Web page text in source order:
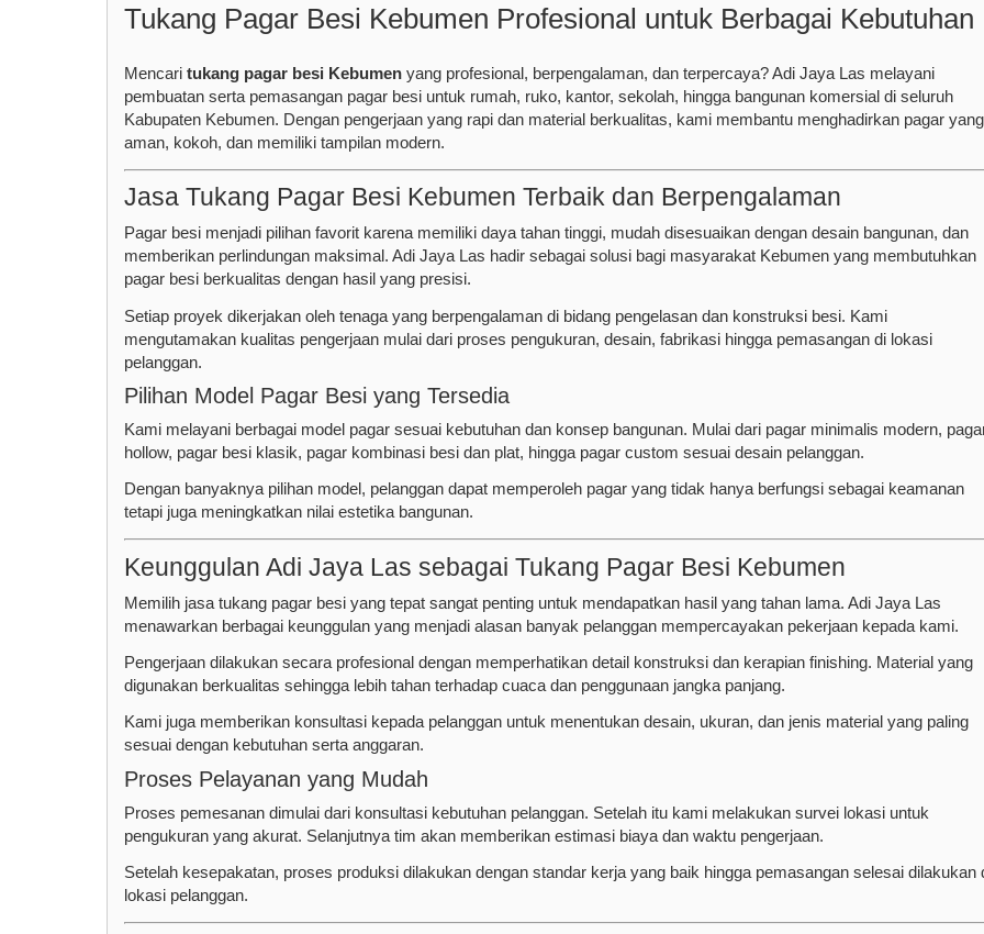
Tukang Pagar Besi Kebumen Profesional untuk Berbagai Kebutuhan
Mencari tukang pagar besi Kebumen yang profesional, berpengalaman, dan terpercaya? Adi Jaya Las melayani
pembuatan serta pemasangan pagar besi untuk rumah, ruko, kantor, sekolah, hingga bangunan komersial di seluruh
Kabupaten Kebumen. Dengan pengerjaan yang rapi dan material berkualitas, kami membantu menghadirkan pagar yang
aman, kokoh, dan memiliki tampilan modern.
Jasa Tukang Pagar Besi Kebumen Terbaik dan Berpengalaman
Pagar besi menjadi pilihan favorit karena memiliki daya tahan tinggi, mudah disesuaikan dengan desain bangunan, dan
memberikan perlindungan maksimal. Adi Jaya Las hadir sebagai solusi bagi masyarakat Kebumen yang membutuhkan
pagar besi berkualitas dengan hasil yang presisi.
Setiap proyek dikerjakan oleh tenaga yang berpengalaman di bidang pengelasan dan konstruksi besi. Kami
mengutamakan kualitas pengerjaan mulai dari proses pengukuran, desain, fabrikasi hingga pemasangan di lokasi
pelanggan.
Pilihan Model Pagar Besi yang Tersedia
Kami melayani berbagai model pagar sesuai kebutuhan dan konsep bangunan. Mulai dari pagar minimalis modern,
hollow, pagar besi klasik, pagar kombinasi besi dan plat, hingga pagar custom sesuai desain pelanggan.
Dengan banyaknya pilihan model, pelanggan dapat memperoleh pagar yang tidak hanya berfungsi sebagai keamanan
tetapi juga meningkatkan nilai estetika bangunan.
Keunggulan Adi Jaya Las sebagai Tukang Pagar Besi Kebumen
Memilih jasa tukang pagar besi yang tepat sangat penting untuk mendapatkan hasil yang tahan lama. Adi Jaya Las
menawarkan berbagai keunggulan yang menjadi alasan banyak pelanggan mempercayakan pekerjaan kepada kami.
Pengerjaan dilakukan secara profesional dengan memperhatikan detail konstruksi dan kerapian finishing. Material yang
digunakan berkualitas sehingga lebih tahan terhadap cuaca dan penggunaan jangka panjang.
Kami juga memberikan konsultasi kepada pelanggan untuk menentukan desain, ukuran, dan jenis material yang paling
sesuai dengan kebutuhan serta anggaran.
Proses Pelayanan yang Mudah
Proses pemesanan dimulai dari konsultasi kebutuhan pelanggan. Setelah itu kami melakukan survei lokasi untuk
pengukuran yang akurat. Selanjutnya tim akan memberikan estimasi biaya dan waktu pengerjaan.
Setelah kesepakatan, proses produksi dilakukan dengan standar kerja yang baik hingga pemasangan selesai dilakukan
lokasi pelanggan.